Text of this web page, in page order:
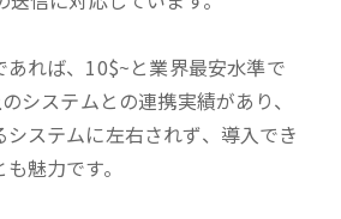
れば、10$~と業界最安水準で
システムとの連携実績があり、
ステムに左右されず、導入でき
魅力です。